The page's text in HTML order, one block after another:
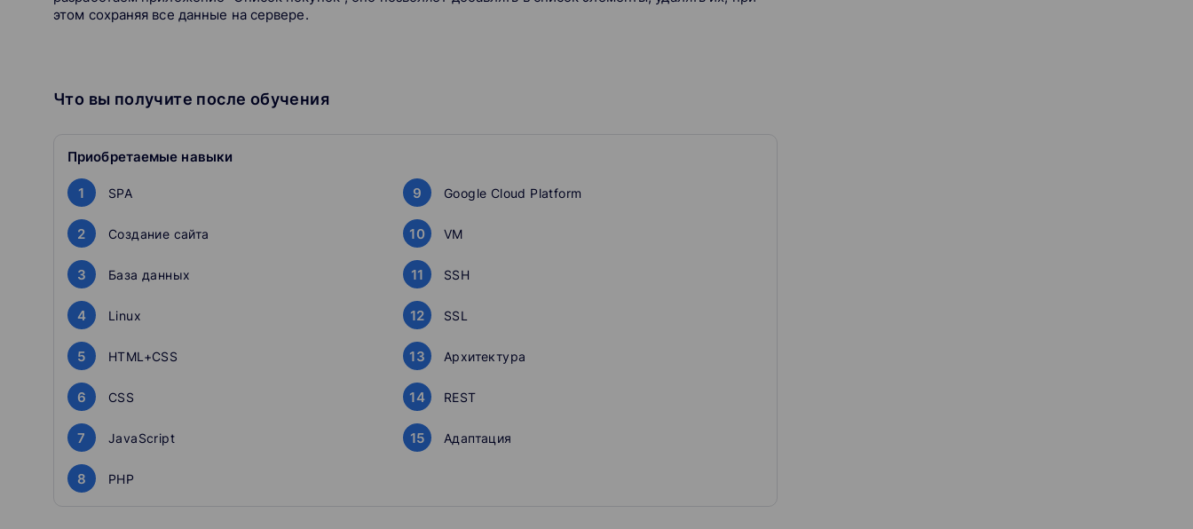
этом сохраняя все данные на сервере.
Что вы получите после обучения
Приобретаемые навыки
1 SPA
2 Создание сайта
3 База данных
4 Linux
5 HTML+CSS
6 CSS
7 JavaScript
8 PHP
9 Google Cloud Platform
10 VM
11 SSH
12 SSL
13 Архитектура
14 REST
15 Адаптация